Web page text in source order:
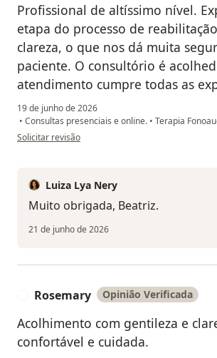
Profissional de altíssimo nível.
etapa do processo de
clareza, o que nos dá muita
paciente. O consultório é
atendimento cumpre todas as
19 de junho de 2026
• Consultas presenciais e online. • Terapia
na opinião do utilizador Beatriz Caltabellotta
Solicitar revisão
Luiza Lya Nery
Muito obrigada, Beatriz.
21 de junho de 2026
Rosemary Opinião Verificada
Acolhimento com gentileza e
confortável e cuidada.